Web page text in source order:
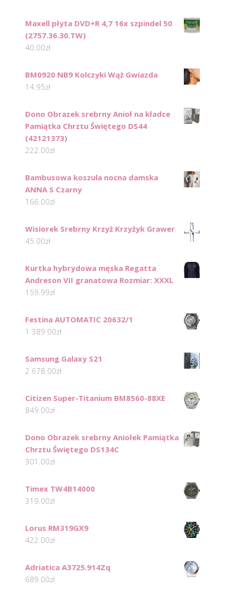
Maxell płyta DVD+R 4,7 16x szpindel 50
(2757.36.30.TW)
40.00zł
BM0920 NB9 Kolczyki Wąż Gwiazda
14.95zł
Dono Obrazek srebrny Anioł na kładce
Pamiątka Chrztu Świętego DS44
(42121373)
222.00zł
Bambusowa koszula nocna damska
ANNA S Czarny
166.00zł
Wisiorek Srebrny Krzyż Krzyżyk Grawer
45.00zł
Kurtka hybrydowa męska Regatta
Andreson VII granatowa Rozmiar: XXXL
159.99zł
Festina AUTOMATIC 20632/1
1 389.00zł
Samsung Galaxy S21
2 678.00zł
Citizen Super-Titanium BM8560-88XE
849.00zł
Dono Obrazek srebrny Aniołek Pamiątka
Chrztu Świętego DS134C
301.00zł
Timex TW4B14000
319.00zł
Lorus RM319GX9
422.00zł
Adriatica A3725.914Zq
689.00zł